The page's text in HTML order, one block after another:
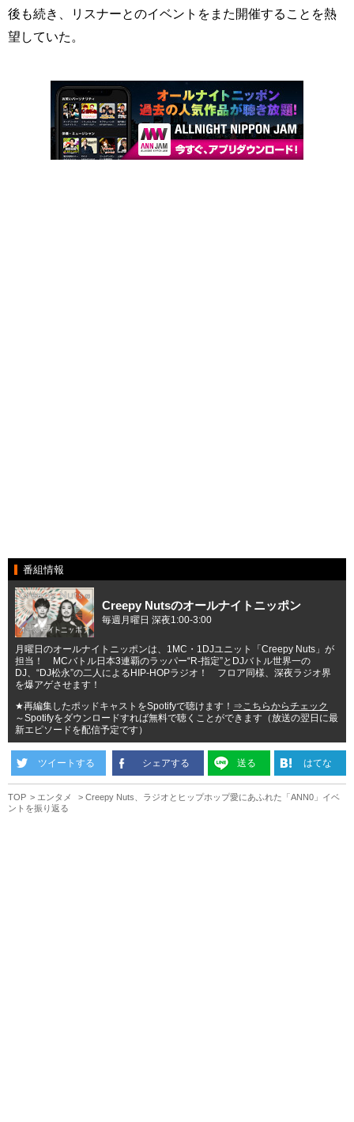
後も続き、リスナーとのイベントをまた開催することを熱
望していた。
番組情報
Creepy Nutsのオールナイトニッポン
毎週月曜日 深夜1:00-3:00
月曜日のオールナイトニッポンは、1MC・1DJユニット「Creepy Nuts」が
担当！ MCバトル日本3連覇のラッパー“R-指定”とDJバトル世界一の
DJ、“DJ松永”の二人によるHIP-HOPラジオ！ フロア同様、深夜ラジオ界
を爆アゲさせます！
★再編集したポッドキャストをSpotifyで聴けます！ ⇒こちらからチェック
～Spotifyをダウンロードすれば無料で聴くことができます（放送の翌日に最
新エピソードを配信予定です）
ツイートする シェアする 送る はてな
TOP エンタメ
Creepy Nuts、ラジオとヒップホップ愛にあふれた「ANN0」イベ
ントを振り返る